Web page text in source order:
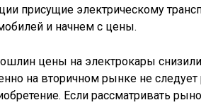
присущие электрическому
и начнем с цены.
цены на электрокары
на вторичном рынке не следует
Если рассматривать